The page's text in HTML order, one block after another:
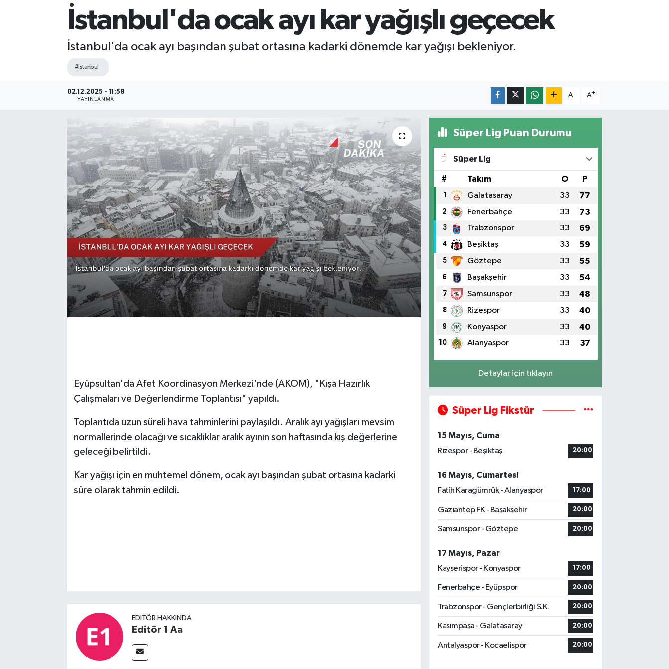
İstanbul'da ocak ayı kar yağışlı geçecek
İstanbul'da ocak ayı başından şubat ortasına kadarki dönemde kar yağışı bekleniyor.
#Istanbul
02.12.2025 - 11:58
YAYINLANMA
A- A+
Eyüpsultan'da Afet Koordinasyon Merkezi'nde (AKOM), "Kışa Hazırlık
Çalışmaları ve Değerlendirme Toplantısı" yapıldı.
Toplantıda uzun süreli hava tahminlerini paylaşıldı. Aralık ayı yağışları mevsim
normallerinde olacağı ve sıcaklıklar aralık ayının son haftasında kış değerlerine
geleceği belirtildi.
Kar yağışı için en muhtemel dönem, ocak ayı başından şubat ortasına kadarki
süre olarak tahmin edildi.
EDITÖR HAKKINDA
Editör 1 Aa
Süper Lig Puan Durumu
Süper Lig
# Takım O P
1 Galatasaray 33 77
2 Fenerbahçe 33 73
3 Trabzonspor 33 69
4 Beşiktaş 33 59
5 Göztepe 33 55
6 Başakşehir 33 54
7 Samsunspor 33 48
8 Rizespor 33 40
9 Konyaspor 33 40
10 Alanyaspor 33 37
Detaylar için tıklayın
Süper Lig Fikstür
15 Mayıs, Cuma
Rizespor - Beşiktaş
20:00
16 Mayıs, Cumartesi
Fatih Karagümrük - Alanyaspor
17:00
Gaziantep FK - Başakşehir 20:00
Samsunspor - Göztepe 20:00
17 Mayıs, Pazar
Kayserispor - Konyaspor
17:00
Fenerbahçe - Eyüpspor 20:00
Trabzonspor - Gençlerbirliği S.K. 20:00
Kasımpaşa - Galatasaray 20:00
Antalyaspor - Kocaelispor 20:00